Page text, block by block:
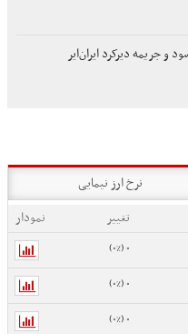
نرخ ارز نیمایی
تغییر
نمودار
0 (0%)
0 (0%)
0 (0%)